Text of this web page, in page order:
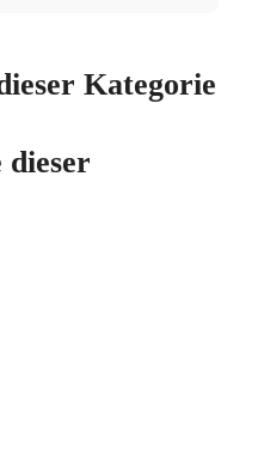
Kategorie